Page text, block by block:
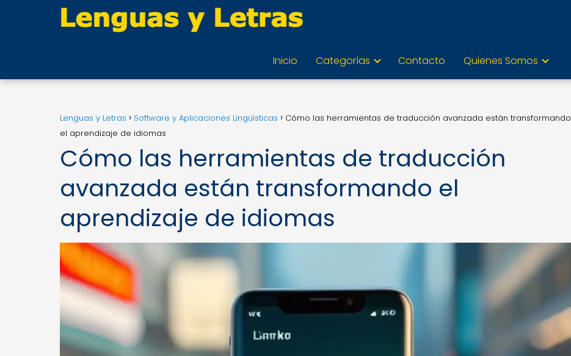
Inicio Categorías Contacto Quienes Somos
Lenguas y Letras Software y Aplicaciones Lingüísticas
Cómo las herramientas de traducción avanzada están transformando
el aprendizaje de idiomas
Cómo las herramientas de traducción
avanzada están transformando el
aprendizaje de idiomas